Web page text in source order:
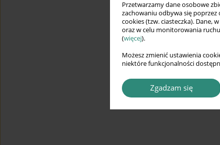
Przetwarzamy dane osobowe
zachowaniu odbywa się
cookies (tzw. ciasteczka). Dane,
oraz w celu monitorowania
(więcej).
Możesz zmienić ustawienia
niektóre funkcjonalności
Zgadzam się